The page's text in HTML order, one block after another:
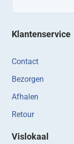
Klantenservice
Contact
Bezorgen
Afhalen
Retour
Vislokaal